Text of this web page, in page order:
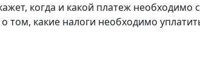
когда и какой платеж
том, какие налоги необходимо